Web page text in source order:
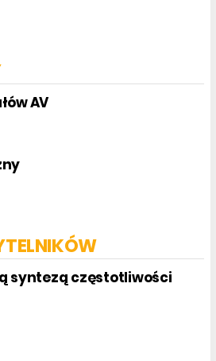
AV
syntezą częstotliwości